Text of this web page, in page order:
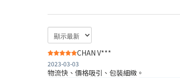
CHAN V***
2023-03-03
物流快、價格吸引、包裝細緻。